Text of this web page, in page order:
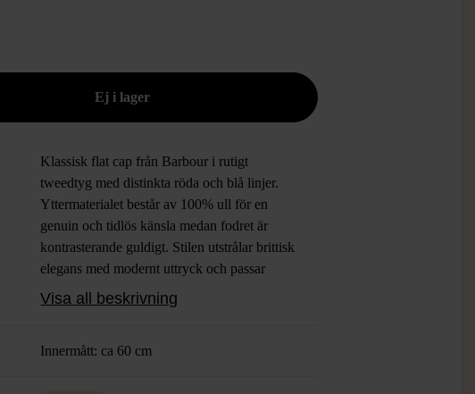
Klassisk flat cap från Barbour i rutigt
tweedtyg med distinkta röda och blå linjer.
Yttermaterialet består av 100% ull för en
genuin och tidlös känsla medan fodret är
kontrasterande guldigt. Stilen utstrålar brittisk
elegans med modernt uttryck och passar
perfekt för dig som gillar en sofistikerad
Visa all beskrivning
Innermått: ca 60 cm